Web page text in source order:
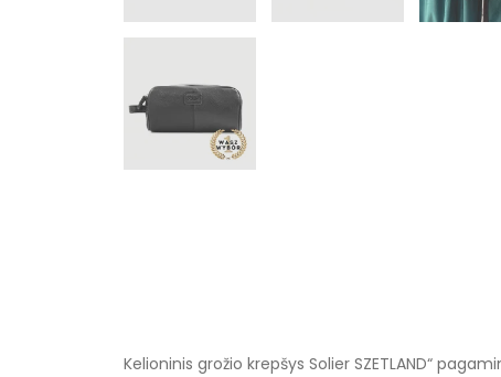
Kelioninis grožio krepšys Solier SZETLAND“